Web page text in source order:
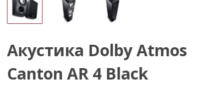
Акустика Dolby Atmos
Canton AR 4 Black